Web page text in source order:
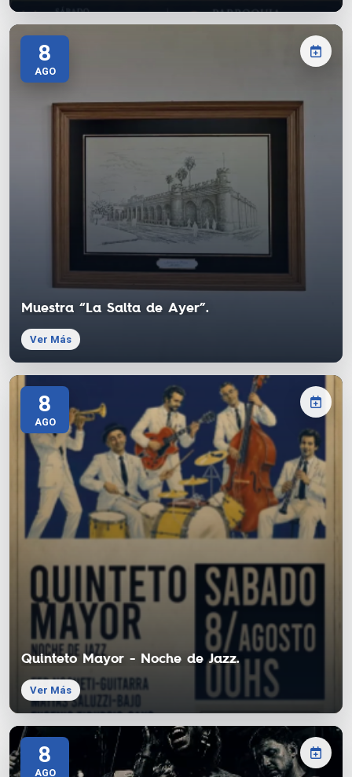
8
AGO
Muestra “La Salta de Ayer”.
Ver Más
8
AGO
Quinteto Mayor - Noche de Jazz.
Ver Más
8
AGO